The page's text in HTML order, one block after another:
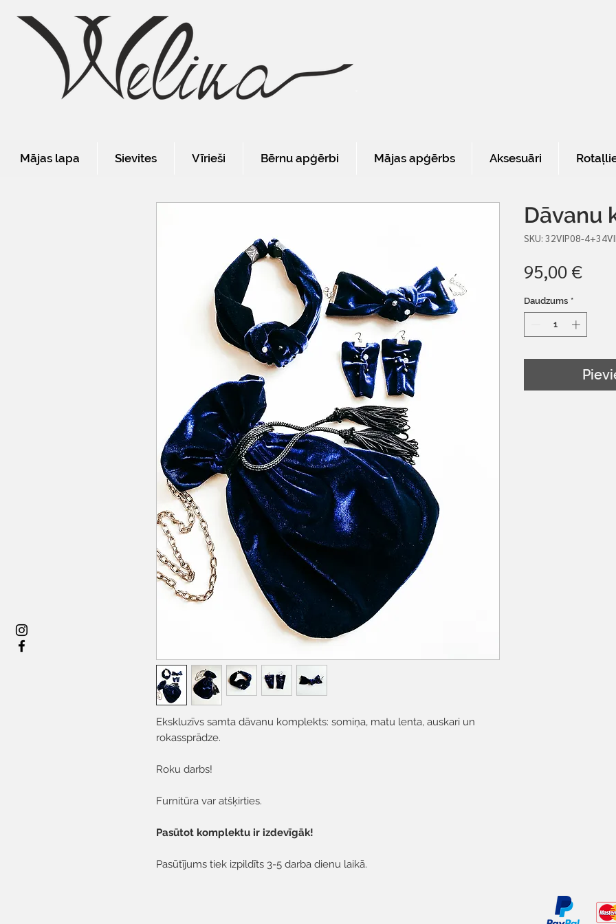
Mājas lapa Sievites Vīrieši Bērnu apģērbi Mājas apģērbs Aksesuāri
Ekskluzīvs samta dāvanu komplekts: somiņa, matu lenta, auskari un
rokassprādze.
Roku darbs!
Furnitūra var atšķirties.
Pasūtot komplektu ir izdevīgāk!
Pasūtījums tiek izpildīts 3-5 darba dienu laikā.
Dāvanu
SKU: 32VIP08-
95,00 €Cena
Daudzums *